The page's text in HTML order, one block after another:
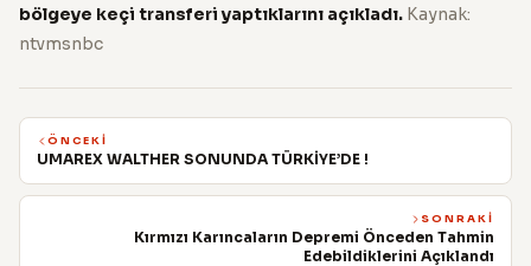
bölgeye keçi transferi yaptıklarını açıkladı. Kaynak:
ntvmsnbc
ÖNCEKI
UMAREX WALTHER SONUNDA TÜRKİYE’DE !
SONRAKI
Kırmızı Karıncaların Depremi Önceden Tahmin
Edebildiklerini Açıklandı